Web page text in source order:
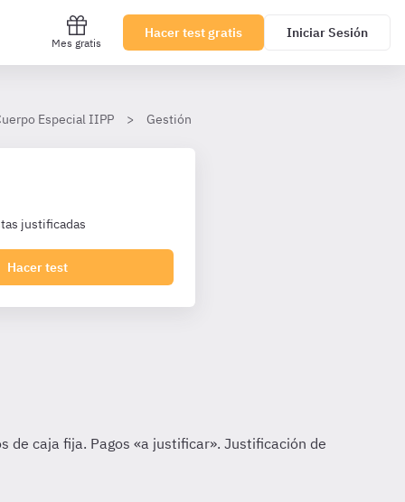
Mes gratis
Hacer test gratis Iniciar Sesión
Especial IIPP Gestión Financiera
justificadas
Hacer test